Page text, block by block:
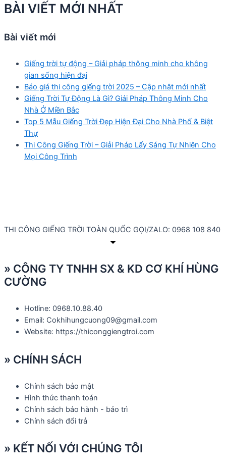
BÀI VIẾT MỚI NHẤT
Bài viết mới
Giếng trời tự động – Giải pháp thông minh cho không
gian sống hiện đại
Báo giá thi công giếng trời 2025 – Cập nhật mới nhất
Giếng Trời Tự Động Là Gì? Giải Pháp Thông Minh Cho
Nhà Ở Miền Bắc
Top 5 Mẫu Giếng Trời Đẹp Hiện Đại Cho Nhà Phố & Biệt
Thự
Thi Công Giếng Trời – Giải Pháp Lấy Sáng Tự Nhiên Cho
Mọi Công Trình
THI CÔNG GIẾNG TRỜI TOÀN QUỐC GỌI/ZALO: 0968 108 840
» CÔNG TY TNHH SX & KD CƠ KHÍ HÙNG
CƯỜNG
Hotline: 0968.10.88.40
Email: Cokhihungcuong09@gmail.com
Website: https://thiconggiengtroi.com
» CHÍNH SÁCH
Chính sách bảo mật
Hình thức thanh toán
Chính sách bảo hành - bảo trì
Chính sách đổi trả
» KẾT NỐI VỚI CHÚNG TÔI